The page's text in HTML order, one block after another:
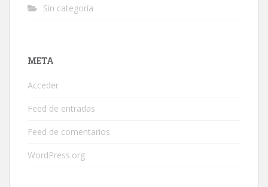
Sin categoría
META
Acceder
Feed de entradas
Feed de comentarios
WordPress.org